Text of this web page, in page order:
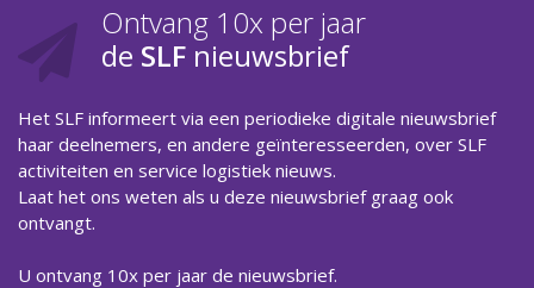
Ontvang 10x per jaar
de SLF nieuwsbrief
Het SLF informeert via een periodieke digitale nieuwsbrief
haar deelnemers, en andere geïnteresseerden, over SLF
activiteiten en service logistiek nieuws.
Laat het ons weten als u deze nieuwsbrief graag ook
ontvangt.
U ontvang 10x per jaar de nieuwsbrief.